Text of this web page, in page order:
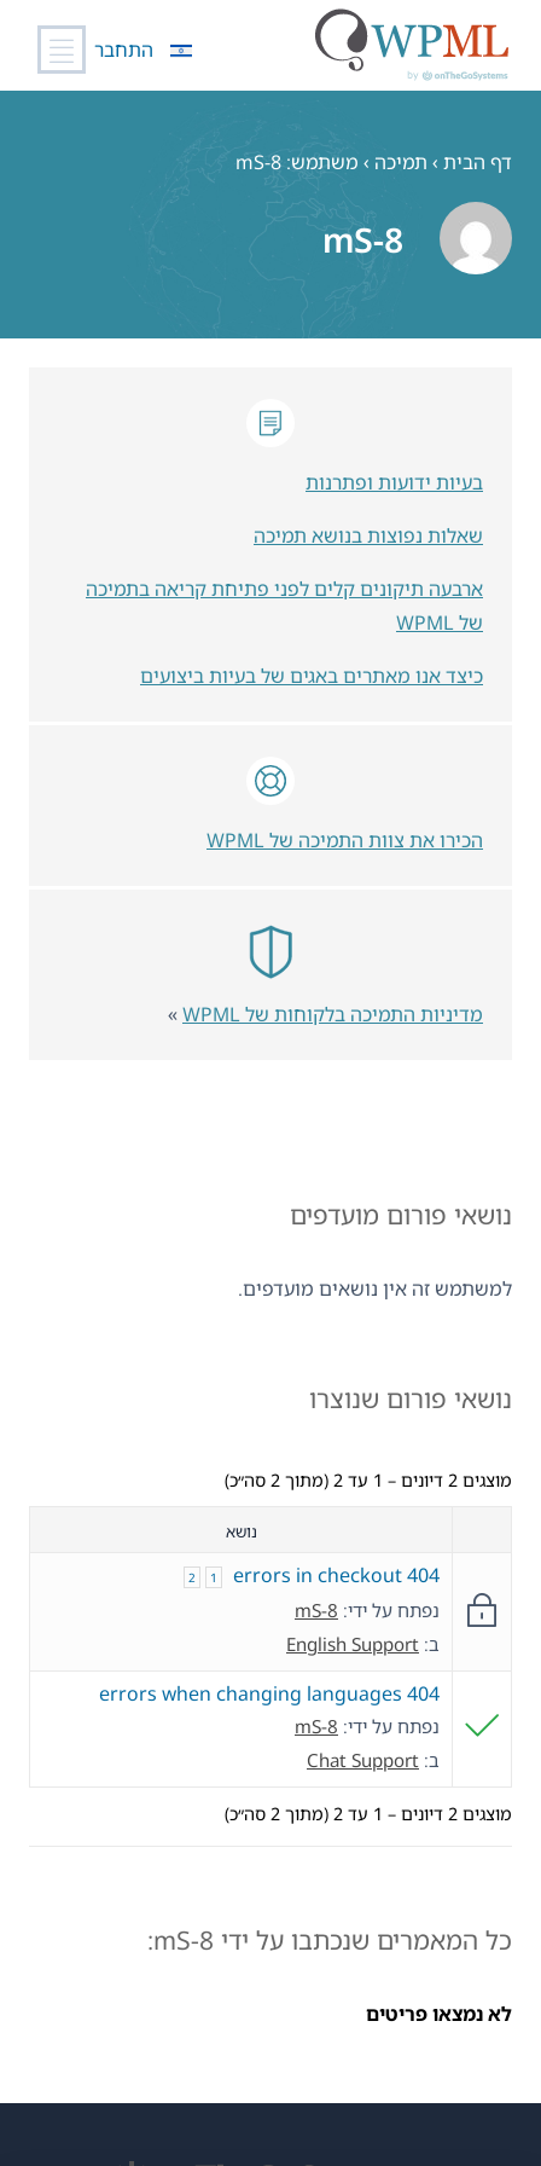
התחבר
דף הבית › תמיכה › משתמש: mS-8
mS-8
נושאי פורום מועדפים
למשתמש זה אין נושאים מועדפים.
נושאי פורום שנוצרו
מוצגים 2 דיונים – 1 עד 2 (מתוך 2 סה״כ)
נושא
404 errors in checkout
1
2
נפתח על ידי: mS-8
ב: English Support
404 errors when changing languages
נפתח על ידי: mS-8
ב: Chat Support
מוצגים 2 דיונים – 1 עד 2 (מתוך 2 סה״כ)
כל המאמרים שנכתבו על ידי mS-8:
לא נמצאו פריטים
בעיות ידועות ופתרנות
שאלות נפוצות בנושא תמיכה
ארבעה תיקונים קלים לפני פתיחת קריאה בתמיכה
של WPML
כיצד אנו מאתרים באגים של בעיות ביצועים
הכירו את צוות התמיכה של WPML
מדיניות התמיכה בלקוחות של WPML »